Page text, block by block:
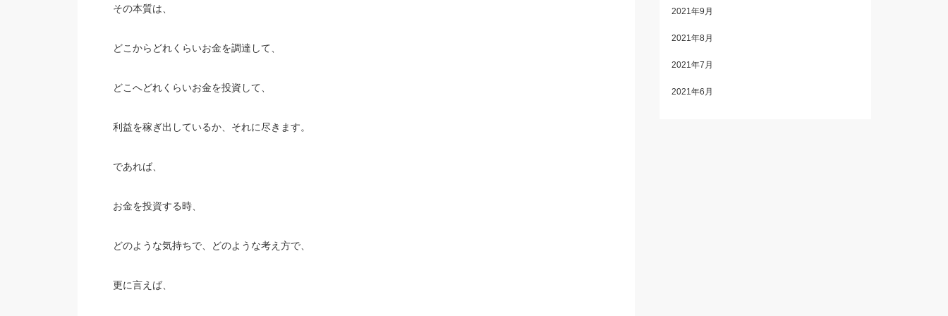
その本質は、
どこからどれくらいお金を調達して、
どこへどれくらいお金を投資して、
利益を稼ぎ出しているか、それに尽きます。
であれば、
お金を投資する時、
どのような気持ちで、どのような考え方で、
更に言えば、
2021年9月
2021年8月
2021年7月
2021年6月